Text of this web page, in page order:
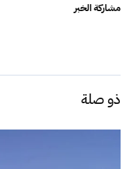
مشاركة الخبر
ذو صلة